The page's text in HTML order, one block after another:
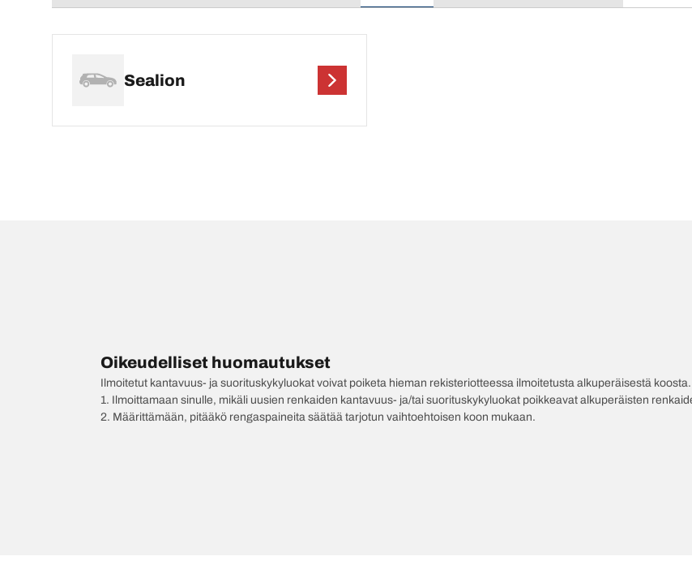
Sealion
Oikeudelliset huomautukset
Ilmoitetut kantavuus- ja suorituskykyluokat voivat poiketa hieman rekisteriotteessa ilmoitetusta alkuperäisestä
1. Ilmoittamaan sinulle, mikäli uusien renkaiden kantavuus- ja/tai suorituskykyluokat poikkeavat alkuperäisten
2. Määrittämään, pitääkö rengaspaineita säätää tarjotun vaihtoehtoisen koon mukaan.